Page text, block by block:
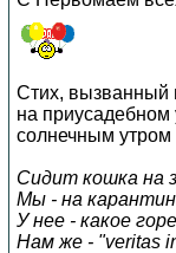
Стих, вызванный
на
солнечным утром
Сидит кошка на
Мы - на
У нее - какое
Нам же - "veritas